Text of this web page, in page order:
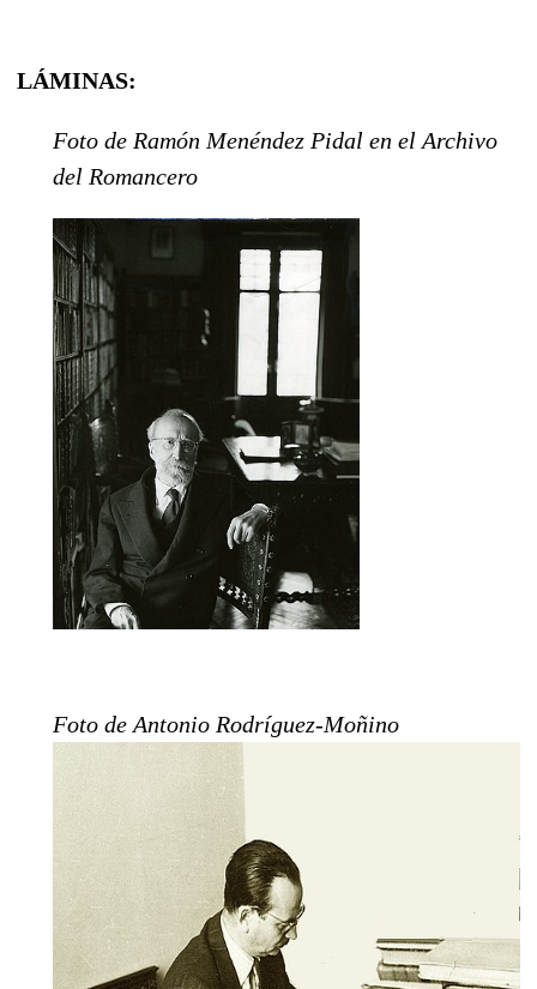
LÁMINAS:
Foto de Ramón Menéndez Pidal en el Archivo
del Romancero
Foto de Antonio Rodríguez-Moñino